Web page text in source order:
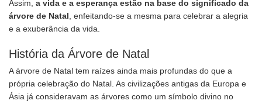
Assim, a vida e a esperança estão na base do significado da
árvore de Natal , enfeitando-se a mesma para celebrar a alegria
e a exuberância da vida.
História da Árvore de Natal
A árvore de Natal tem raízes ainda mais profundas do que a
própria celebração do Natal. As civilizações antigas da Europa e
Ásia já consideravam as árvores como um símbolo divino no